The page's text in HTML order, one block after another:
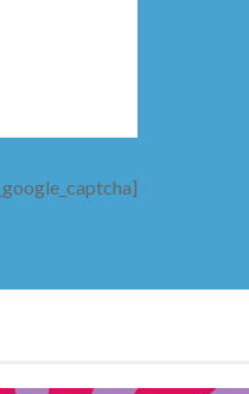
[bws_google_captcha]